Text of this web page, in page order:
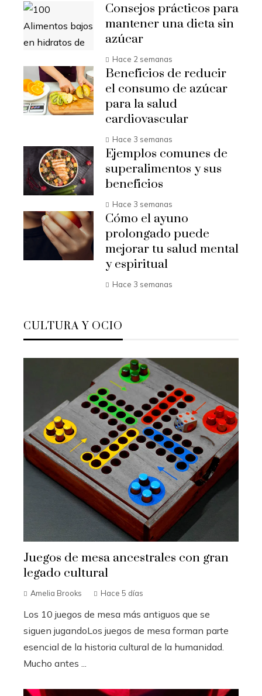
Consejos prácticos para
mantener una dieta sin
azúcar
Hace 2 semanas
Beneficios de reducir
el consumo de azúcar
para la salud
cardiovascular
Hace 3 semanas
Ejemplos comunes de
superalimentos y sus
beneficios
Hace 3 semanas
Cómo el ayuno
prolongado puede
mejorar tu salud mental
y espiritual
Hace 3 semanas
CULTURA Y OCIO
Juegos de mesa ancestrales con gran
legado cultural
Amelia Brooks Hace 5 días
Los 10 juegos de mesa más antiguos que se
siguen jugandoLos juegos de mesa forman parte
esencial de la historia cultural de la humanidad.
Mucho antes ...